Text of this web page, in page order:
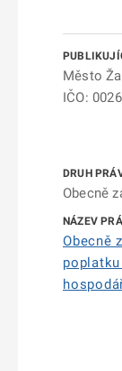
Město
IČO:
Obecně
Obecně